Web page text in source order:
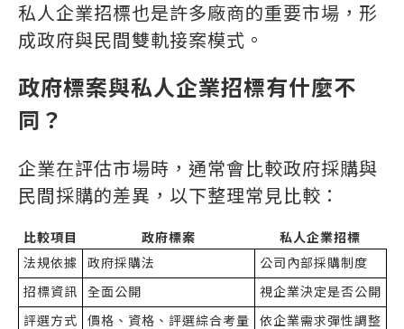
私人企業招標也是許多廠商的重要市場，形
成政府與民間雙軌接案模式。
政府標案與私人企業招標有什麼不
同？
企業在評估市場時，通常會比較政府採購與
民間採購的差異，以下整理常見比較：
比較項目 政府標案
私人企業招標
法規依據
政府採購法
公司內部採購制度
招標資訊
全面公開
視企業決定是否公開
評選方式
價格、資格、評選綜合考量
依企業需求彈性調整